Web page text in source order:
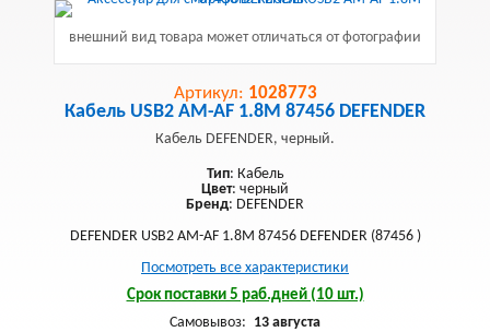
внешний вид товара может отличаться от фотографии
Артикул: 1028773
Кабель USB2 AM-AF 1.8M 87456 DEFENDER
Кабель DEFENDER, черный.
Тип: Кабель
Цвет: черный
Бренд: DEFENDER
DEFENDER USB2 AM-AF 1.8M 87456 DEFENDER (87456 )
Посмотреть все характеристики
Срок поставки 5 раб.дней (10 шт.)
Самовывоз: 13 августа